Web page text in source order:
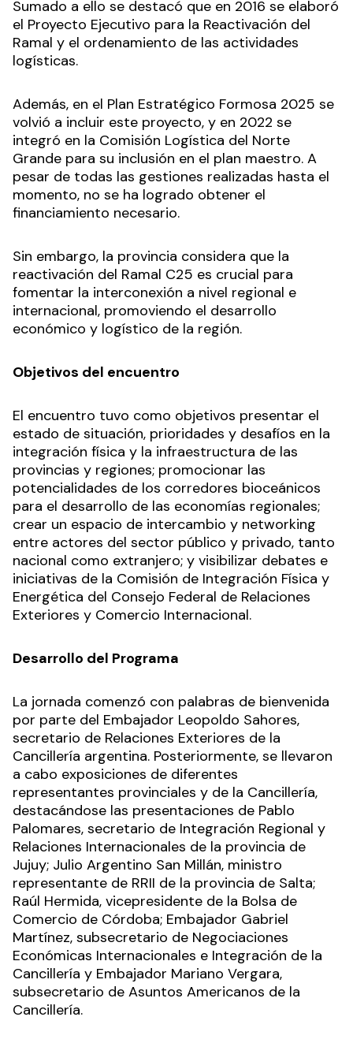
Sumado a ello se destacó que en 2016 se elaboró
el Proyecto Ejecutivo para la Reactivación del
Ramal y el ordenamiento de las actividades
logísticas.
Además, en el Plan Estratégico Formosa 2025 se
volvió a incluir este proyecto, y en 2022 se
integró en la Comisión Logística del Norte
Grande para su inclusión en el plan maestro. A
pesar de todas las gestiones realizadas hasta el
momento, no se ha logrado obtener el
financiamiento necesario.
Sin embargo, la provincia considera que la
reactivación del Ramal C25 es crucial para
fomentar la interconexión a nivel regional e
internacional, promoviendo el desarrollo
económico y logístico de la región.
Objetivos del encuentro
El encuentro tuvo como objetivos presentar el
estado de situación, prioridades y desafíos en la
integración física y la infraestructura de las
provincias y regiones; promocionar las
potencialidades de los corredores bioceánicos
para el desarrollo de las economías regionales;
crear un espacio de intercambio y networking
entre actores del sector público y privado, tanto
nacional como extranjero; y visibilizar debates e
iniciativas de la Comisión de Integración Física y
Energética del Consejo Federal de Relaciones
Exteriores y Comercio Internacional.
Desarrollo del Programa
La jornada comenzó con palabras de bienvenida
por parte del Embajador Leopoldo Sahores,
secretario de Relaciones Exteriores de la
Cancillería argentina. Posteriormente, se llevaron
a cabo exposiciones de diferentes
representantes provinciales y de la Cancillería,
destacándose las presentaciones de Pablo
Palomares, secretario de Integración Regional y
Relaciones Internacionales de la provincia de
Jujuy; Julio Argentino San Millán, ministro
representante de RRII de la provincia de Salta;
Raúl Hermida, vicepresidente de la Bolsa de
Comercio de Córdoba; Embajador Gabriel
Martínez, subsecretario de Negociaciones
Económicas Internacionales e Integración de la
Cancillería y Embajador Mariano Vergara,
subsecretario de Asuntos Americanos de la
Cancillería.